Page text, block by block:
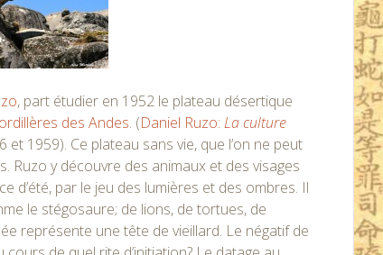
, part étudier en 1952 le plateau désertique
des Andes. (Daniel Ruzo:La culture
et 1959). Ce plateau sans vie, que l’on ne peut
Ruzo y découvre des animaux et des visages
d’été, par le jeu des lumières et des ombres. Il
le stégosaure; de lions, de tortues, de
représente une tête de vieillard. Le négatif de